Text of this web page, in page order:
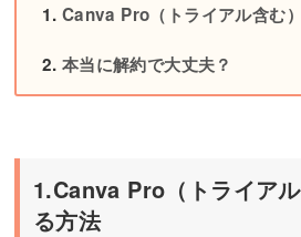
Canva Pro（トライアル含む
本当に解約で大丈夫？
1.Canva Pro（トライア
る方法